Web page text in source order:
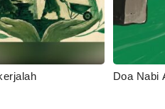
Doa Nabi